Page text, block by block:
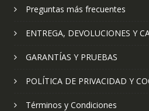
Preguntas más frecuentes
ENTREGA, DEVOLUCIONES Y
GARANTÍAS Y PRUEBAS
POLÍTICA DE PRIVACIDAD Y
Términos y Condiciones